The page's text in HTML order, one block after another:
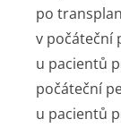
po
v počáteční
u pacientů
počáteční
u pacientů